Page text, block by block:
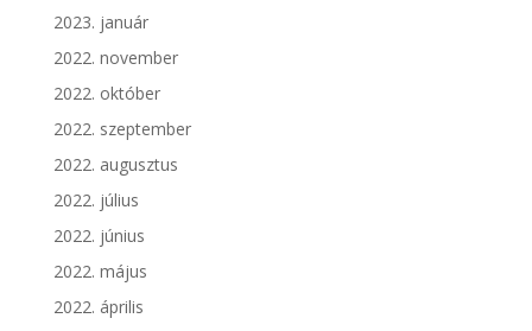
2023. január
2022. november
2022. október
2022. szeptember
2022. augusztus
2022. július
2022. június
2022. május
2022. április